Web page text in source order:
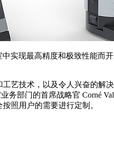
实现最高精度和极致性能而
艺技术，以及令人兴奋的
务部门的首席战略官 Corné
照用户的需要进行定制。